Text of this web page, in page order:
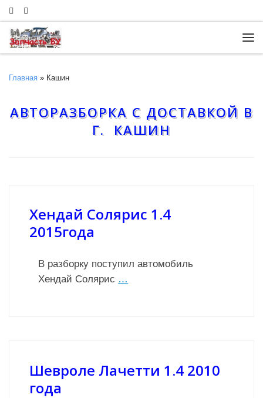
Skip to content
Главная » Кашин
АВТОРАЗБОРКА С ДОСТАВКОЙ В
Г. КАШИН
Хендай Солярис 1.4
2015года
В разборку поступил автомобиль
Хендай Солярис …
Шевроле Лачетти 1.4 2010
года